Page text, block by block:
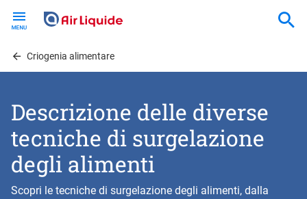
contentCriogenia alimentare
Descrizione delle diverse
tecniche di surgelazione
degli alimenti
Scopri le tecniche di surgelazione degli alimenti, dalla